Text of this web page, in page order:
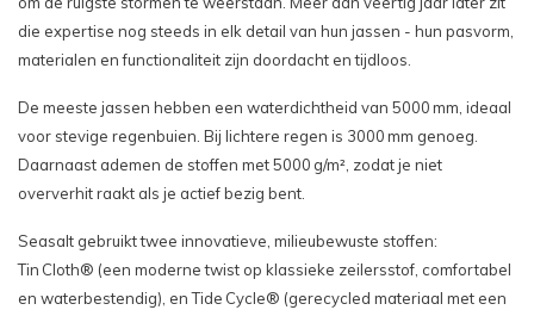
die expertise nog steeds in elk detail van hun jassen - hun pasvorm,
materialen en functionaliteit zijn doordacht en tijdloos.
De meeste jassen hebben een waterdichtheid van 5000 mm, ideaal
voor stevige regenbuien. Bij lichtere regen is 3000 mm genoeg.
Daarnaast ademen de stoffen met 5000 g/m², zodat je niet
oververhit raakt als je actief bezig bent.
Seasalt gebruikt twee innovatieve, milieubewuste stoffen:
Tin Cloth® (een moderne twist op klassieke zeilersstof, comfortabel
en waterbestendig), en Tide Cycle® (gerecycled materiaal met een